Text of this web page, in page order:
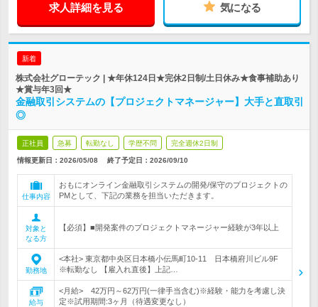
求人詳細を見る 気になる
新着
株式会社グローテック | ★年休124日★完休2日制/土日休み★食事補助あり
★賞与年3回★
金融取引システムの【プロジェクトマネージャー】大手と直取引
◎
正社員 急募 転勤なし 学歴不問 完全週休2日制
情報更新日：2026/05/08 終了予定日： 2026/09/10
仕事内容
おもにオンライン金融取引システムの開発/保守のプロジェクトの
PMとして、下記の業務を担当いただきます。
対象と
なる方
【必須】■開発案件のプロジェクトマネージャー経験が3年以上
勤務地
<本社> 東京都中央区日本橋小伝馬町10-11 日本橋府川ビル9F
※転勤なし 【雇入れ直後】上記…
給与
<月給> 42万円～62万円(一律手当含む)※経験・能力を考慮し決
定※試用期間:3ヶ月（待遇変更なし）